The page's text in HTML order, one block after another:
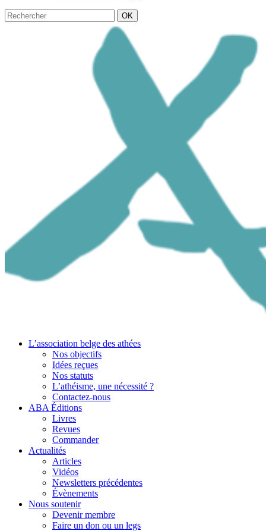
OK
L’association belge des athées
Nos objectifs
Idées reçues
Nos statuts
L’athéisme, une nécessité ?
Contactez-nous
ABA Éditions
Livres
Revues
Commander
Actualités
Articles
Vidéos
Newsletters précédentes
Évènements
Nous soutenir
Devenir membre
Faire un don ou un legs